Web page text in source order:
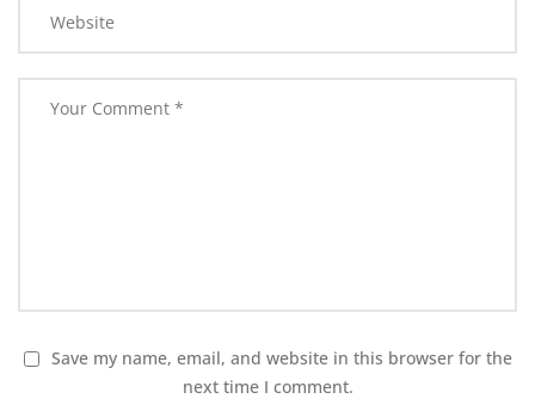
Save my name, email, and website in this browser for the
next time I comment.